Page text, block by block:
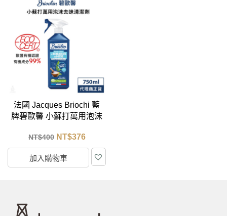
法國 Jacques Briochi 藍
牌碧歐馨 小蘇打萬用泡沫
NT$400 NT$376
加入購物車